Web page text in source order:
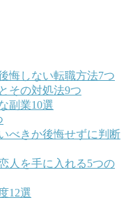
悔しない転職方法7つ
その対処法9つ
副業10選
べきか後悔せずに判断
人を手に入れる5つの
12選